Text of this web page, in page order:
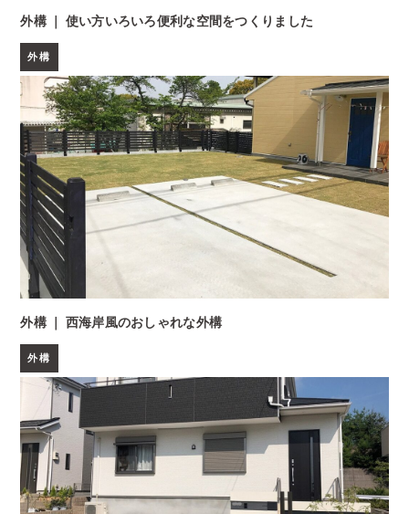
外構 ｜ 使い方いろいろ便利な空間をつくりました
外構
外構 ｜ 西海岸風のおしゃれな外構
外構